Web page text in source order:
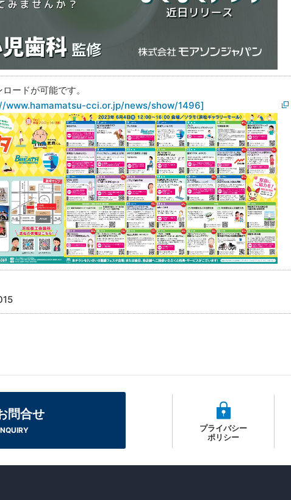
ードが可能です。
www.hamamatsu-cci.or.jp/news/show/1496]
問合せ
プライバシー
ポリシー